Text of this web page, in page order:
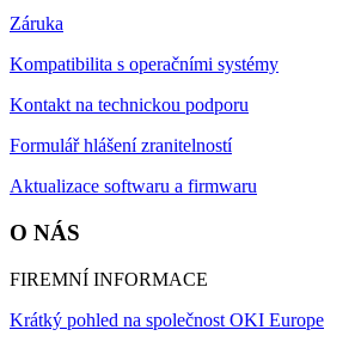
Záruka
Kompatibilita s operačními systémy
Kontakt na technickou podporu
Formulář hlášení zranitelností
Aktualizace softwaru a firmwaru
O NÁS
FIREMNÍ INFORMACE
Krátký pohled na společnost OKI Europe